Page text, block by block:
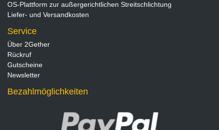
OS-Plattform zur außergerichtlichen Streitschlichtung
Liefer- und Versandkosten
Service
Über 2Gether
Rückruf
Gutscheine
Newsletter
Bezahlmöglichkeiten